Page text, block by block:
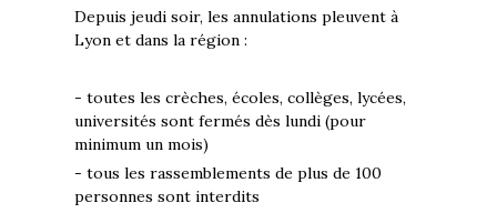
Depuis jeudi soir, les annulations pleuvent à
Lyon et dans la région :
- toutes les crèches, écoles, collèges, lycées,
universités sont fermés dès lundi (pour
minimum un mois)
- tous les rassemblements de plus de 100
personnes sont interdits